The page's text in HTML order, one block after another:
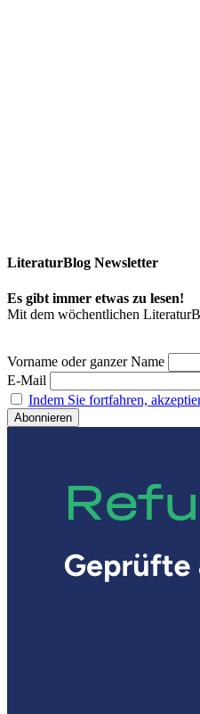
LiteraturBlog Newsletter
Es gibt immer etwas zu lesen!
Mit dem wöchentlichen
Vorname oder ganzer Name
E-Mail
Indem Sie fortfahren,